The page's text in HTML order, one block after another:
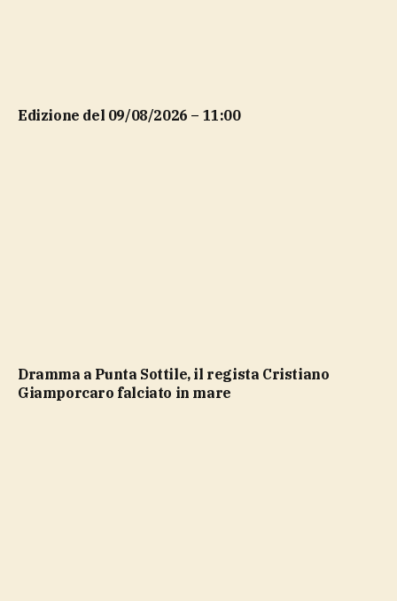
Edizione del 09/08/2026 – 11:00
Dramma a Punta Sottile, il regista Cristiano
Giamporcaro falciato in mare